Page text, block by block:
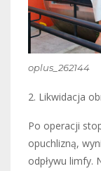
oplus_262144
2. Likwidacja
Po operacji
opuchlizną,
odpływu limfy.